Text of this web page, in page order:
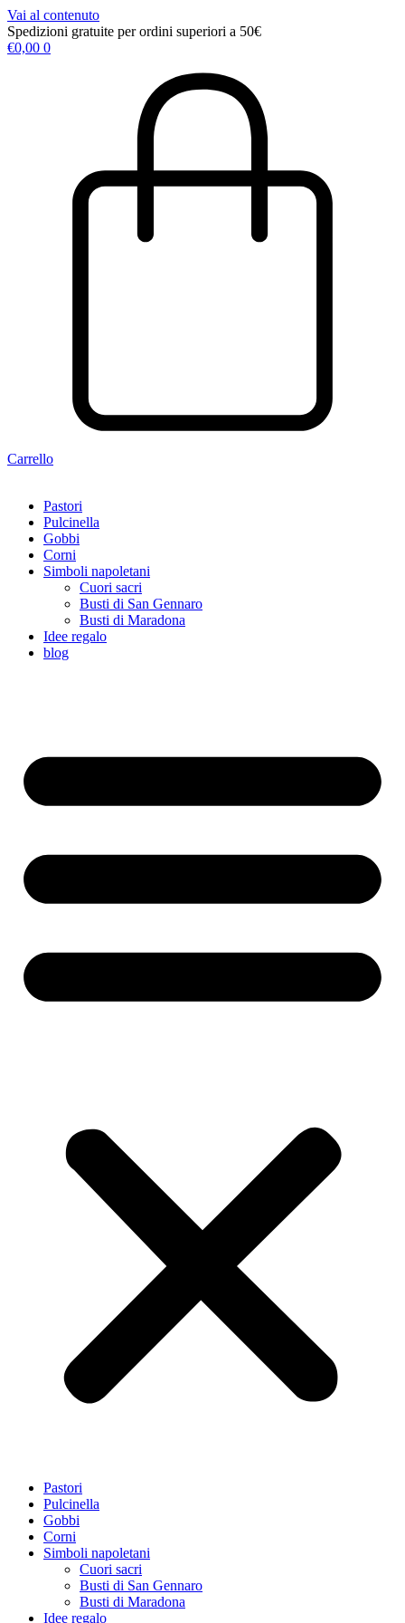
Vai al contenuto
Spedizioni gratuite per ordini superiori a 50€
€0,00 0
Carrello
Pastori
Pulcinella
Gobbi
Corni
Simboli napoletani
Cuori sacri
Busti di San Gennaro
Busti di Maradona
Idee regalo
blog
Pastori
Pulcinella
Gobbi
Corni
Simboli napoletani
Cuori sacri
Busti di San Gennaro
Busti di Maradona
Idee regalo